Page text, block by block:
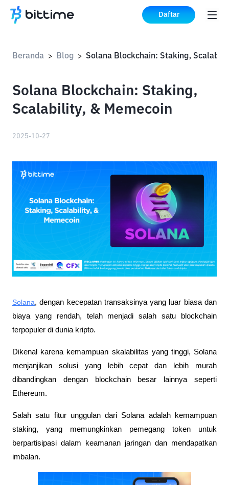
Daftar
Beranda > Blog >
Solana Blockchain: Staking,
Scalability, & Memecoin
2025-10-27
Solana, dengan kecepatan transaksinya yang luar biasa dan
biaya yang rendah, telah menjadi salah satu blockchain
terpopuler di dunia kripto.
Dikenal karena kemampuan skalabilitas yang tinggi, Solana
menjanjikan solusi yang lebih cepat dan lebih murah
dibandingkan dengan blockchain besar lainnya seperti
Ethereum.
Salah satu fitur unggulan dari Solana adalah kemampuan
staking, yang memungkinkan pemegang token untuk
berpartisipasi dalam keamanan jaringan dan mendapatkan
imbalan.